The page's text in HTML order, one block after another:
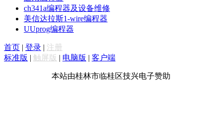
ch341a编程器及设备维修
美信达拉斯1-wire编程器
UUprog编程器
首页 | 登录 | 注册
标准版 | 触屏版 | 电脑版 | 客户端
本站由桂林市临桂区技兴电子赞助